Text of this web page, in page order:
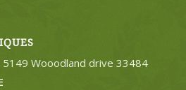
5149 Wooodland drive 33484